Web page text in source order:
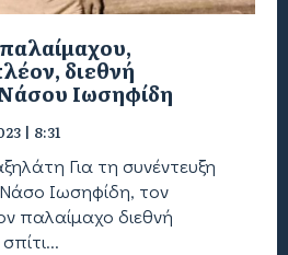
διεθνή
Ιωσηφίδη
| 8:31
συνέντευξη
Ιωσηφίδη, τον
παλαίμαχο διεθνή